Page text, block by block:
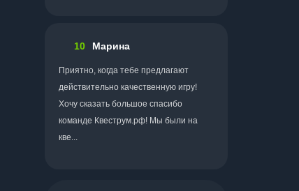
10 Марина
Приятно, когда тебе предлагают
действительно качественную игру!
Хочу сказать большое спасибо
команде Квеструм.рф! Мы были на
кве...